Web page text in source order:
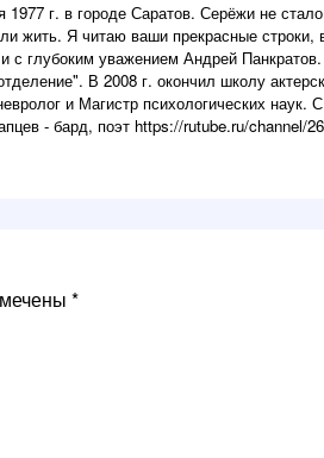
1977 г. в городе Саратов. Серёжи не
жить. Я читаю ваши прекрасные строки,
с глубоким уважением Андрей
В 2008 г. окончил школу
и Магистр психологических наук.
- бард, поэт https://rutube.ru/channel/
*